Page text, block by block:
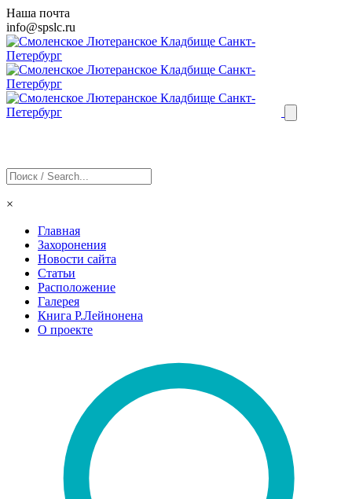
Наша почта
info@spslc.ru
×
Главная
Захоронения
Новости сайта
Статьи
Расположение
Галерея
Книга Р.Лейнонена
О проекте